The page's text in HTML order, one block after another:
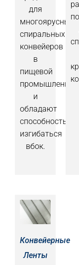
для
многоярусных
спиральных
конвейеров
в
пищевой
и
обладают
способностью
изгибаться
вбок.
Конвейерные
Ленты